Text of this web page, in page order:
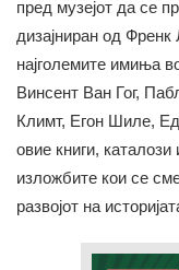
пред музејот да се
дизајниран од Френк
најголемите имиња
Винсент Ван Гог,
Климт, Егон Шиле,
овие книги,
изложбите кои се
развојот на